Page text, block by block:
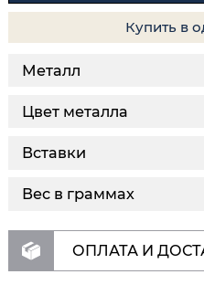
Купить в
Металл
Цвет металла
Вставки
Вес в граммах
ОПЛАТА И